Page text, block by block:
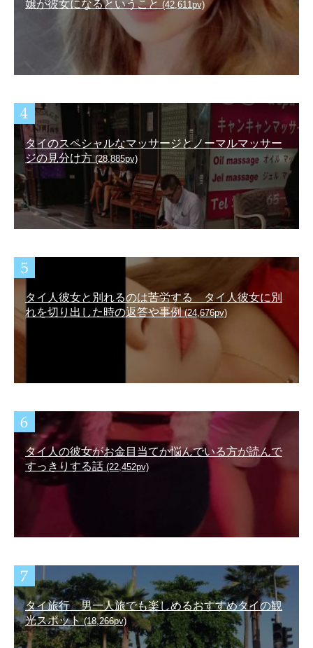
嬢が彼女になるということ (42,611pv)
タイのスペシャルなマッサージとノーマルマッサー
ジの見分け方(28,885pv)
タイ人彼女と別れるのは苦労する タイ人彼女に別
れを切り出した時の返答や事例(24,676pv)
タイ人の彼女がお金目当てか悩んでいる方が読んで
すっきりする話 (22,452pv)
タイ旅行 男一人旅でも楽しめるおすすめタイの観
光スポット(18,266pv)